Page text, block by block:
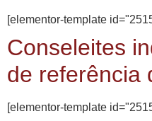
[elementor-template
Conseleites
de referência
[elementor-template